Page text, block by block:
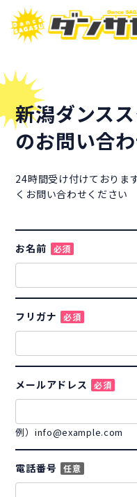
新潟ダンス
のお問い合
24時間受け付けておりま
くお問い合わせください
お名前 必須
フリガナ 必須
メールアドレス 必須
例）info@example.com
電話番号 任意